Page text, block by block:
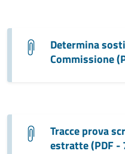
Determina
Commissione
Tracce prova
estratte (PDF -